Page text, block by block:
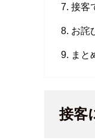
接客
お詫
まと
接客